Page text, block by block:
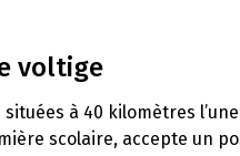
voltige
à 40 kilomètres
scolaire, accepte un